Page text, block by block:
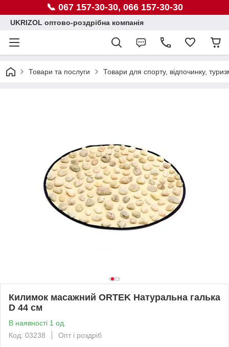
📞 067 157-30-30, 066 157-30-30
UKRIZOL оптово-роздрібна компанія
Товари та послуги Товари для спорту, відпочинку,
Килимок масажний ORTEK Натуральна галька
D 44 см
В наявності 1 од.
Код: 03238
Опт і роздріб